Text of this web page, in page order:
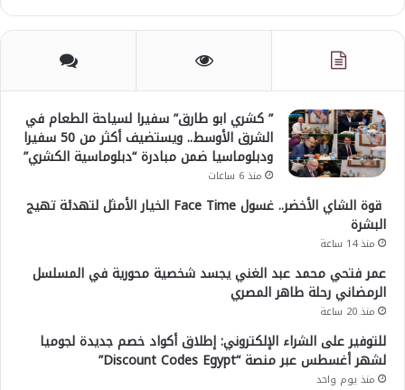
” كشري ابو طارق” سفيرا لسياحة الطعام في
الشرق الأوسط.. ويستضيف أكثر من 50 سفيرا
ودبلوماسيا ضمن مبادرة “دبلوماسية الكشري”
منذ 6 ساعات
قوة الشاي الأخضر.. غسول Face Time الخيار الأمثل لتهدئة تهيج
البشرة
منذ 14 ساعة
عمر فتحي محمد عبد الغني يجسد شخصية محورية في المسلسل
الرمضاني رحلة طاهر المصري
منذ 20 ساعة
للتوفير على الشراء الإلكتروني: إطلاق أكواد خصم جديدة لجوميا
لشهر أغسطس عبر منصة “Discount Codes Egypt”
منذ يوم واحد